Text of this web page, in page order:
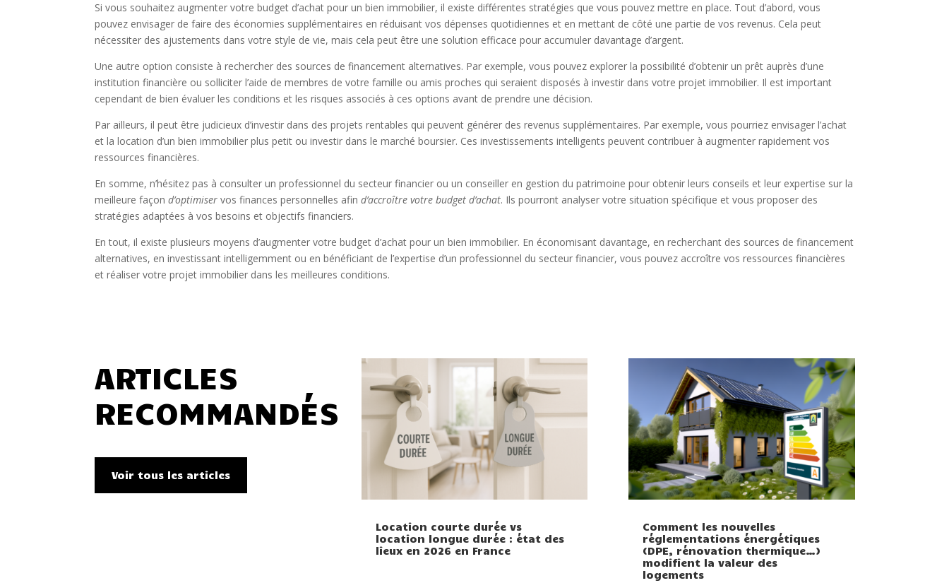
Si vous souhaitez augmenter votre budget d’achat pour un bien immobilier, il existe différentes stratégies que vous pouvez mettre en place. Tout d’abord, vous
pouvez envisager de faire des économies supplémentaires en réduisant vos dépenses quotidiennes et en mettant de côté une partie de vos revenus. Cela peut
nécessiter des ajustements dans votre style de vie, mais cela peut être une solution efficace pour accumuler davantage d’argent.
Une autre option consiste à rechercher des sources de financement alternatives. Par exemple, vous pouvez explorer la possibilité d’obtenir un prêt auprès d’une
institution financière ou solliciter l’aide de membres de votre famille ou amis proches qui seraient disposés à investir dans votre projet immobilier. Il est important
cependant de bien évaluer les conditions et les risques associés à ces options avant de prendre une décision.
Par ailleurs, il peut être judicieux d’investir dans des projets rentables qui peuvent générer des revenus supplémentaires. Par exemple, vous pourriez envisager l’achat
et la location d’un bien immobilier plus petit ou investir dans le marché boursier. Ces investissements intelligents peuvent contribuer à augmenter rapidement vos
ressources financières.
En somme, n’hésitez pas à consulter un professionnel du secteur financier ou un conseiller en gestion du patrimoine pour obtenir leurs conseils et leur expertise sur la
meilleure façond’optimiser vos finances personnelles afind’accroître votre budget d’achat. Ils pourront analyser votre situation spécifique et vous proposer des
stratégies adaptées à vos besoins et objectifs financiers.
En tout, il existe plusieurs moyens d’augmenter votre budget d’achat pour un bien immobilier. En économisant davantage, en recherchant des sources de financement
alternatives, en investissant intelligemment ou en bénéficiant de l’expertise d’un professionnel du secteur financier, vous pouvez accroître vos ressources financières
et réaliser votre projet immobilier dans les meilleures conditions.
ARTICLES
RECOMMANDÉS
Voir tous les articles
Location courte durée vs
location longue durée : état des
lieux en 2026 en France
Comment les nouvelles
réglementations énergétiques
(DPE, rénovation thermique…)
modifient la valeur des
logements